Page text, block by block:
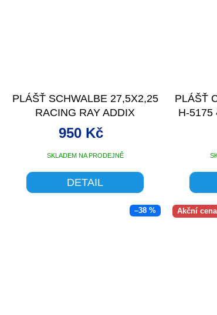
PLÁŠŤ SCHWALBE 27,5X2,25
RACING RAY ADDIX
SPEEDGRIP, SUPER
GROUND, S-SKIN TL-EASY
SKLADEM NA PRODEJNĚ
950 Kč
DETAIL
PLÁŠŤ
H-5175
–38 % Akční cena